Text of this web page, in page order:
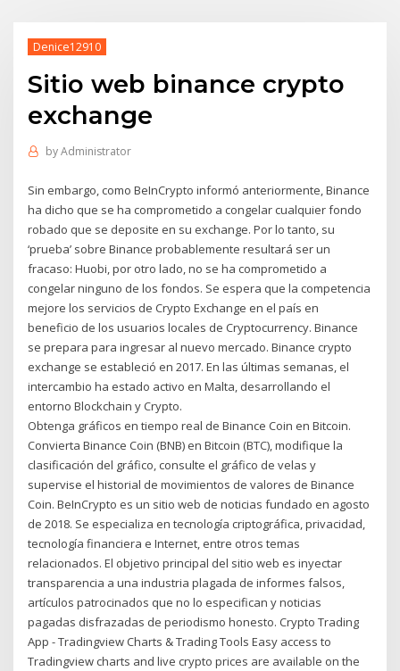
Denice12910
Sitio web binance crypto
exchange
byAdministrator
Sin embargo, como BeInCrypto informó anteriormente, Binance
ha dicho que se ha comprometido a congelar cualquier fondo
robado que se deposite en su exchange. Por lo tanto, su
‘prueba’ sobre Binance probablemente resultará ser un
fracaso: Huobi, por otro lado, no se ha comprometido a
congelar ninguno de los fondos. Se espera que la competencia
mejore los servicios de Crypto Exchange en el país en
beneficio de los usuarios locales de Cryptocurrency. Binance
se prepara para ingresar al nuevo mercado. Binance crypto
exchange se estableció en 2017. En las últimas semanas, el
intercambio ha estado activo en Malta, desarrollando el
entorno Blockchain y Crypto.
Obtenga gráficos en tiempo real de Binance Coin en Bitcoin.
Convierta Binance Coin (BNB) en Bitcoin (BTC), modifique la
clasificación del gráfico, consulte el gráfico de velas y
supervise el historial de movimientos de valores de Binance
Coin. BeInCrypto es un sitio web de noticias fundado en agosto
de 2018. Se especializa en tecnología criptográfica, privacidad,
tecnología financiera e Internet, entre otros temas
relacionados. El objetivo principal del sitio web es inyectar
transparencia a una industria plagada de informes falsos,
artículos patrocinados que no lo especifican y noticias
pagadas disfrazadas de periodismo honesto. Crypto Trading
App - Tradingview Charts & Trading Tools Easy access to
Tradingview charts and live crypto prices are available on the